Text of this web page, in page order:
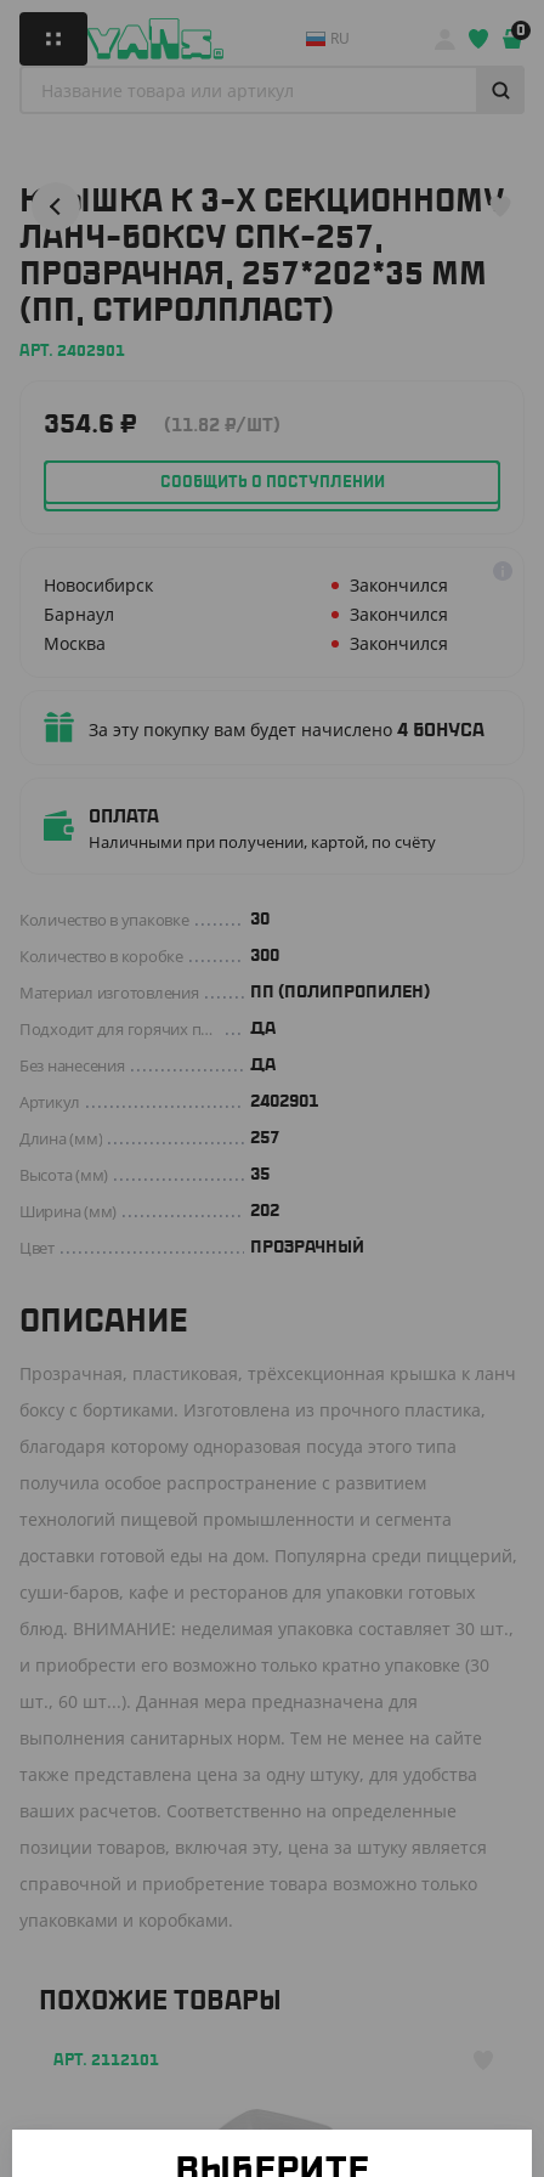
RU 0
КРЫШКА К 3-Х СЕКЦИОННОМУ
ЛАНЧ-БОКСУ СПК-257,
ПРОЗРАЧНАЯ, 257*202*35 ММ
(ПП, СТИРОЛПЛАСТ)
АРТ. 2402901
354.6 ₽ (11.82 ₽/ШТ)
СООБЩИТЬ О ПОСТУПЛЕНИИ
Новосибирск
Закончился
Барнаул
Закончился
Москва
Закончился
За эту покупку вам будет начислено 4 бонуса
Оплата
Наличными при получении, картой, по счёту
Количество в упаковке 30
Количество в коробке 300
Материал изготовления ПП (ПОЛИПРОПИЛЕН)
Подходит для горячих продуктов ДА
Без нанесения ДА
Артикул 2402901
Длина (мм) 257
Высота (мм) 35
Ширина (мм) 202
Цвет ПРОЗРАЧНЫЙ
ОПИСАНИЕ
Прозрачная, пластиковая, трёхсекционная крышка к ланч
боксу с бортиками. Изготовлена из прочного пластика,
благодаря которому одноразовая посуда этого типа
получила особое распространение с развитием
технологий пищевой промышленности и сегмента
доставки готовой еды на дом. Популярна среди пиццерий,
суши-баров, кафе и ресторанов для упаковки готовых
блюд. ВНИМАНИЕ: неделимая упаковка составляет 30 шт.,
и приобрести его возможно только кратно упаковке (30
шт., 60 шт...). Данная мера предназначена для
выполнения санитарных норм. Тем не менее на сайте
также представлена цена за одну штуку, для удобства
ваших расчетов. Соответственно на определенные
позиции товаров, включая эту, цена за штуку является
справочной и приобретение товара возможно только
упаковками и коробками.
ПОХОЖИЕ ТОВАРЫ
АРТ. 2112101